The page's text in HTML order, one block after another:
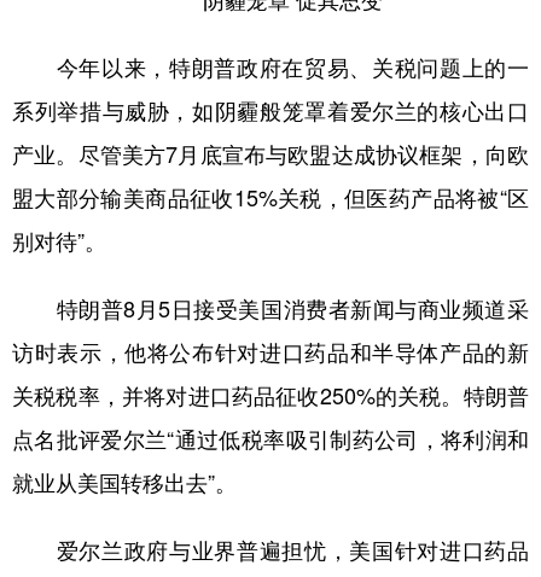
今年以来，特朗普政府在贸易、关税问题上的一
系列举措与威胁，如阴霾般笼罩着爱尔兰的核心出口
产业。尽管美方7月底宣布与欧盟达成协议框架，向欧
盟大部分输美商品征收15%关税，但医药产品将被“区
别对待”。
特朗普8月5日接受美国消费者新闻与商业频道采
访时表示，他将公布针对进口药品和半导体产品的新
关税税率，并将对进口药品征收250%的关税。特朗普
点名批评爱尔兰“通过低税率吸引制药公司，将利润和
就业从美国转移出去”。
爱尔兰政府与业界普遍担忧，美国针对进口药品